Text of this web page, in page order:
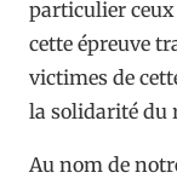
particulier
cette épreuve
victimes de
la solidarité du
Au nom de